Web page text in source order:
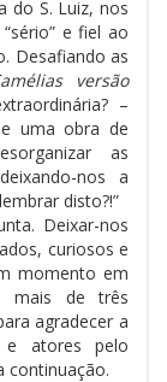
do S. Luiz, nos
e fiel ao
Desafiando as
versão
–
uma obra de
as
nos a
disto?!”
Deixar-nos
curiosos e
momento em
mais de três
agradecer a
e atores pelo
continuação.